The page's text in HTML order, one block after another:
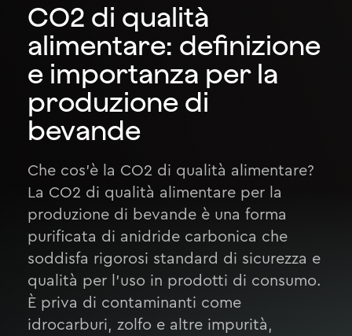
CO2 di qualità
alimentare: definizione
e importanza per la
produzione di
bevande
Che cos’è la CO2 di qualità alimentare?
La CO2 di qualità alimentare per la
produzione di bevande è una forma
purificata di anidride carbonica che
soddisfa rigorosi standard di sicurezza e
qualità per l’uso in prodotti di consumo.
È priva di contaminanti come
idrocarburi, zolfo e altre impurità,